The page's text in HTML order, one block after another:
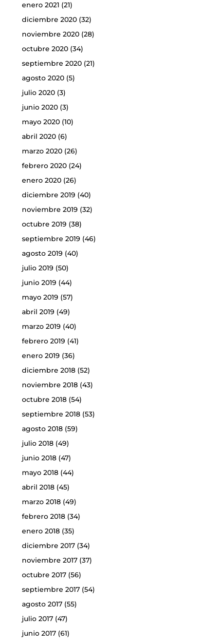
enero 2021 (21)
diciembre 2020(32)
noviembre 2020(28)
octubre 2020(34)
septiembre 2020(21)
agosto 2020(5)
julio 2020(3)
junio 2020(3)
mayo 2020(10)
abril 2020(6)
marzo 2020(26)
febrero 2020(24)
enero 2020(26)
diciembre 2019 (40)
noviembre 2019 (32)
octubre 2019 (38)
septiembre 2019 (46)
agosto 2019 (40)
julio 2019 (50)
junio 2019 (44)
mayo 2019 (57)
abril 2019 (49)
marzo 2019 (40)
febrero 2019 (41)
enero 2019 (36)
diciembre 2018(52)
noviembre 2018(43)
octubre 2018(54)
septiembre 2018(53)
agosto 2018(59)
julio 2018(49)
junio 2018(47)
mayo 2018(44)
abril 2018(45)
marzo 2018(49)
febrero 2018(34)
enero 2018(35)
diciembre 2017(34)
noviembre 2017(37)
octubre 2017(56)
septiembre 2017(54)
agosto 2017(55)
julio 2017(47)
junio 2017(61)